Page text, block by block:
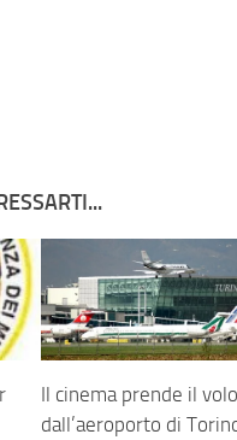
Il cinema prende il volo
dall’aeroporto di